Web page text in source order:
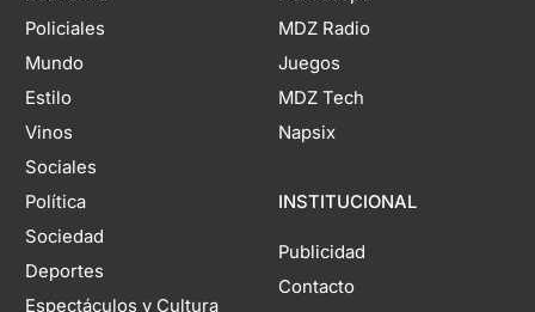
Policiales
Mundo
Estilo
Vinos
Sociales
Política
Sociedad
Deportes
Espectáculos y Cultura
MDZ Radio
Juegos
MDZ Tech
Napsix
INSTITUCIONAL
Publicidad
Contacto